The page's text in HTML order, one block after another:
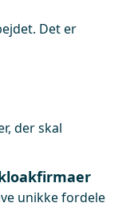
Det er
der skal
unikke fordele